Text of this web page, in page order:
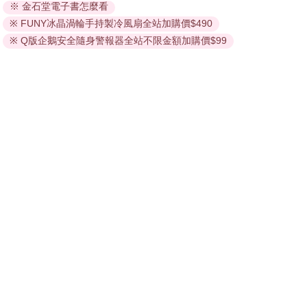
因版權保護，您在金石堂所購買的電子書僅能以金石堂專屬
的閱讀軟體開啟閱讀，無法以其他閱讀器或直接下載檔案。
依據「消費者保護法」第19條及行政院消費者保護處公告之
※ 金石堂電子書怎麼看
※ FUNY冰晶渦輪手持製冷風扇全站加購價$490
※ Q版企鵝安全隨身警報器全站不限金額加購價$99